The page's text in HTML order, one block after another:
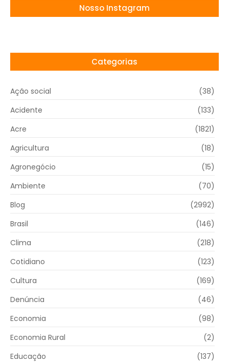
Nosso Instagram
Categorias
Ação social
(38)
Acidente
(133)
Acre
(1821)
Agricultura
(18)
Agronegócio
(15)
Ambiente
(70)
Blog
(2992)
Brasil
(146)
Clima
(218)
Cotidiano
(123)
Cultura
(169)
Denúncia
(46)
Economia
(98)
Economia Rural
(2)
Educação
(137)